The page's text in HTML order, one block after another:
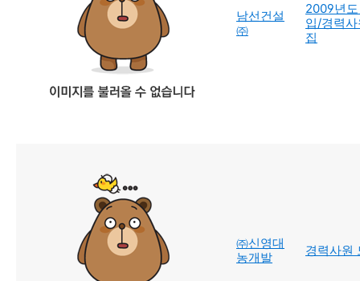
남선건설
㈜
2009년
입/경력
집
㈜신영대
농개발
경력사원